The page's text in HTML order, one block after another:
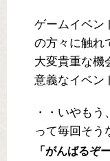
ゲームイベン
の方々に触れ
大変貴重な機
意義なイベン
・・いやも
って毎回そう
「がんばるぞ